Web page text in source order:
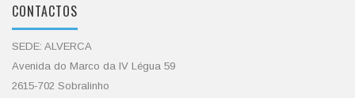
CONTACTOS
SEDE: ALVERCA
Avenida do Marco da IV Légua 59
2615-702 Sobralinho